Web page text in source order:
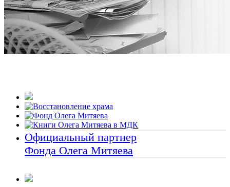
Официальный партнер
Фонда Олега Митяева